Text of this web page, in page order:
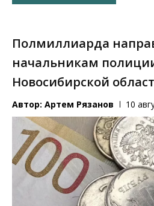
Полмиллиарда
начальникам
Новосибирской
Автор: Артем Рязанов 10